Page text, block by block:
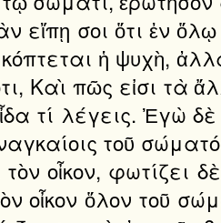
εἴπῃ σοι ὅτι ἐν
ἡ ψυχὴ,
Καὶ πῶς εἰσι τὰ
τί λέγεις. Ἐγὼ
τοῦ
οἶκον, φωτίζει
οἶκον ὅλον τοῦ